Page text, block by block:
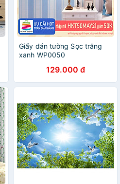
Giấy dán tường Sọc trắng
xanh WP0050
129.000 đ